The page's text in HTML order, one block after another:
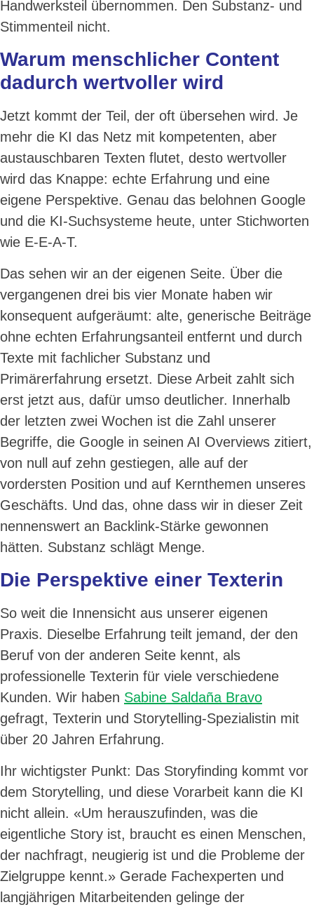
Handwerksteil übernommen. Den Substanz- und
Stimmenteil nicht.
Warum menschlicher Content
dadurch wertvoller wird
Jetzt kommt der Teil, der oft übersehen wird. Je
mehr die KI das Netz mit kompetenten, aber
austauschbaren Texten flutet, desto wertvoller
wird das Knappe: echte Erfahrung und eine
eigene Perspektive. Genau das belohnen Google
und die KI-Suchsysteme heute, unter Stichworten
wie E-E-A-T.
Das sehen wir an der eigenen Seite. Über die
vergangenen drei bis vier Monate haben wir
konsequent aufgeräumt: alte, generische Beiträge
ohne echten Erfahrungsanteil entfernt und durch
Texte mit fachlicher Substanz und
Primärerfahrung ersetzt. Diese Arbeit zahlt sich
erst jetzt aus, dafür umso deutlicher. Innerhalb
der letzten zwei Wochen ist die Zahl unserer
Begriffe, die Google in seinen AI Overviews zitiert,
von null auf zehn gestiegen, alle auf der
vordersten Position und auf Kernthemen unseres
Geschäfts. Und das, ohne dass wir in dieser Zeit
nennenswert an Backlink-Stärke gewonnen
hätten. Substanz schlägt Menge.
Die Perspektive einer Texterin
So weit die Innensicht aus unserer eigenen
Praxis. Dieselbe Erfahrung teilt jemand, der den
Beruf von der anderen Seite kennt, als
professionelle Texterin für viele verschiedene
Kunden. Wir haben Sabine Saldaña Bravo
gefragt, Texterin und Storytelling-Spezialistin mit
über 20 Jahren Erfahrung.
Ihr wichtigster Punkt: Das Storyfinding kommt vor
dem Storytelling, und diese Vorarbeit kann die KI
nicht allein. «Um herauszufinden, was die
eigentliche Story ist, braucht es einen Menschen,
der nachfragt, neugierig ist und die Probleme der
Zielgruppe kennt.» Gerade Fachexperten und
langjährigen Mitarbeitenden gelinge der